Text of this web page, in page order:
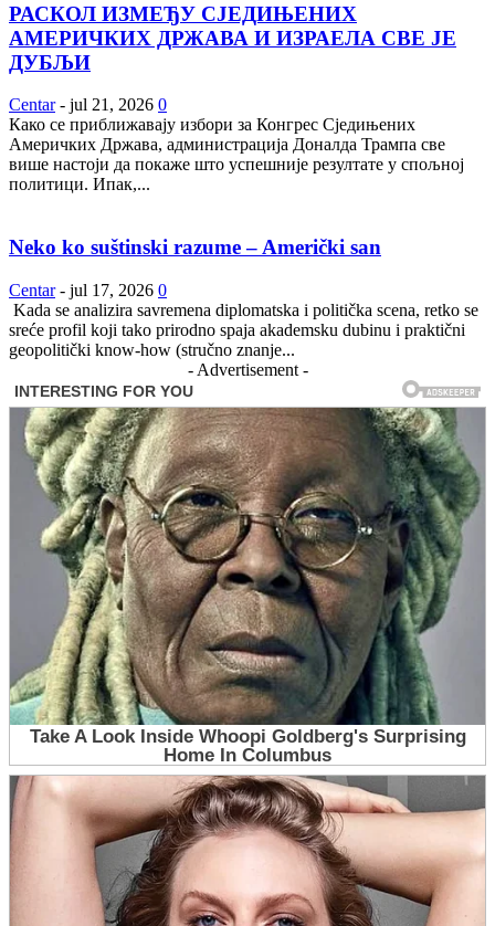
РАСКОЛ ИЗМЕЂУ СЈЕДИЊЕНИХ
АМЕРИЧКИХ ДРЖАВА И ИЗРАЕЛА СВЕ ЈЕ
ДУБЉИ
Centar - jul 21, 2026 0
Како се приближавају избори за Конгрес Сједињених
Америчких Држава, администрација Доналда Трампа све
више настоји да покаже што успешније резултате у спољној
политици. Ипак,...
Neko ko suštinski razume – Američki san
Centar - jul 17, 2026 0
Kada se analizira savremena diplomatska i politička scena, retko se
sreće profil koji tako prirodno spaja akademsku dubinu i praktični
geopolitički know-how (stručno znanje...
- Advertisement -